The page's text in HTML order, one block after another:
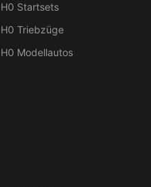
H0 Startsets
H0 Triebzüge
H0 Modellautos